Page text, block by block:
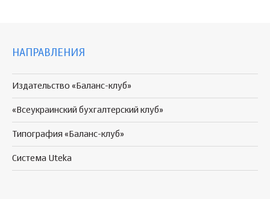
НАПРАВЛЕНИЯ
Издательство «Баланс-клуб»
«Всеукраинский бухгалтерский клуб»
Типография «Баланс-клуб»
Система Uteka